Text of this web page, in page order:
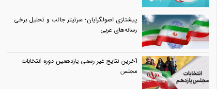
پیشتازی اصولگرایان؛ سرتیتر جالب و تحلیل برخی
رسانه‌های عربی
آخرین نتایج غیر رسمی یازدهمین دوره انتخابات
مجلس